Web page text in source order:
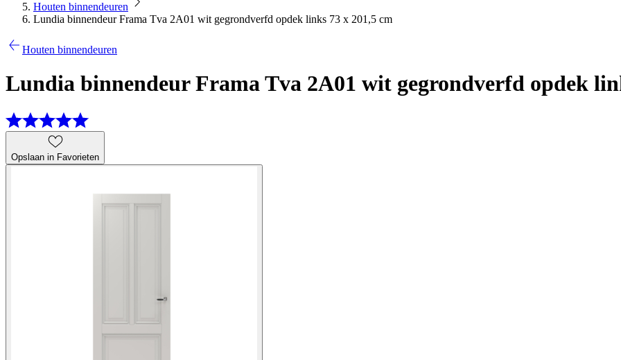
Houten binnendeuren
Lundia binnendeur Frama Tva 2A01 wit gegrondverfd opdek links 73 x 201,5 cm
Houten binnendeuren
Lundia binnendeur Frama Tva 2A01 wit gegrondverfd opdek
Opslaan in Favorieten